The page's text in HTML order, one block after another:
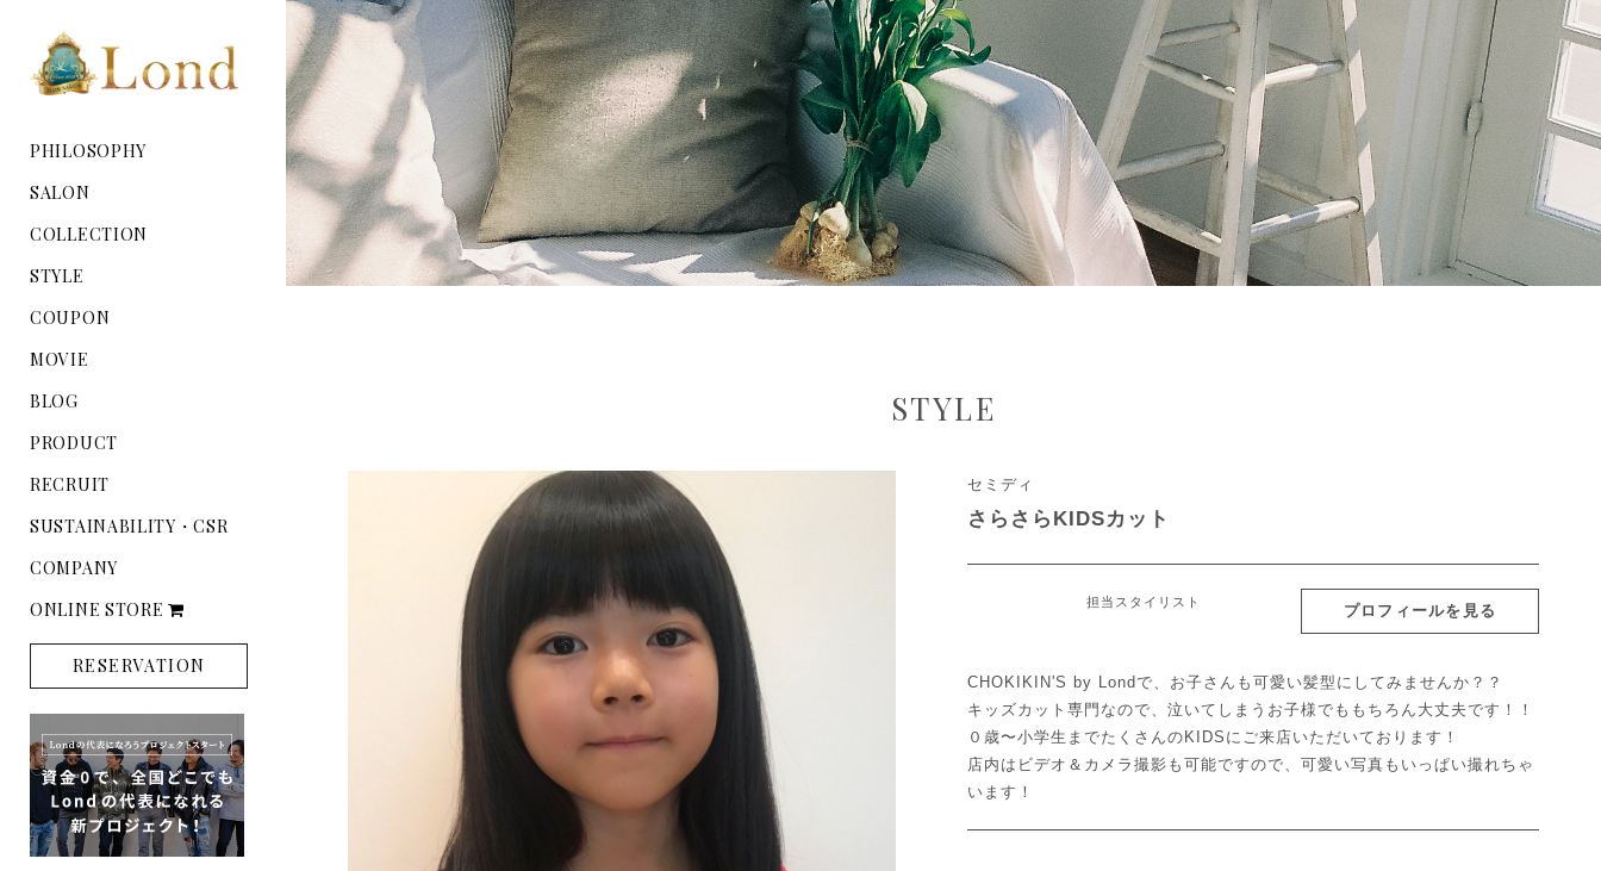
PHILOSOPHY
SALON
COLLECTION
STYLE
COUPON
MOVIE
BLOG
PRODUCT
RECRUIT
SUSTAINABILITY・CSR
COMPANY
ONLINE STORE
RESERVATION
STYLE
セミディ
さらさらKIDSカット
担当スタイリスト
プロフィールを見る
CHOKIKIN'S by Londで、お子さんも可愛い髪型にしてみませんか？？
キッズカット専門なので、泣いてしまうお子様でももちろん大丈夫です！！
０歳〜小学生までたくさんのKIDSにご来店いただいております！
店内はビデオ＆カメラ撮影も可能ですので、可愛い写真もいっぱい撮れちゃ
います！